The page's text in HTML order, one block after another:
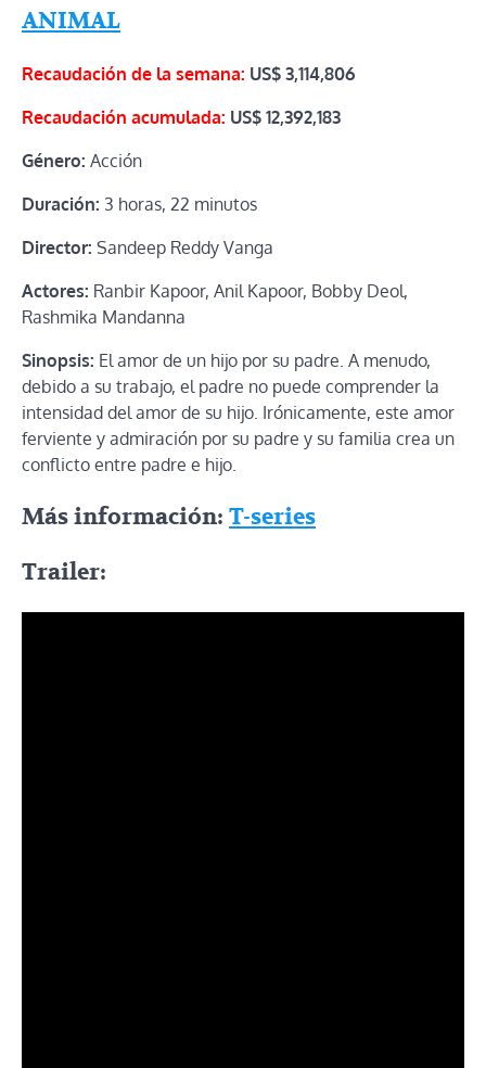
ANIMAL
Recaudación de la semana: US$ 3,114,806
Recaudación acumulada: US$ 12,392,183
Género: Acción
Duración: 3 horas, 22 minutos
Director: Sandeep Reddy Vanga
Actores: Ranbir Kapoor, Anil Kapoor, Bobby Deol,
Rashmika Mandanna
Sinopsis: El amor de un hijo por su padre. A menudo,
debido a su trabajo, el padre no puede comprender la
intensidad del amor de su hijo. Irónicamente, este amor
ferviente y admiración por su padre y su familia crea un
conflicto entre padre e hijo.
Más información: T-series
Trailer: